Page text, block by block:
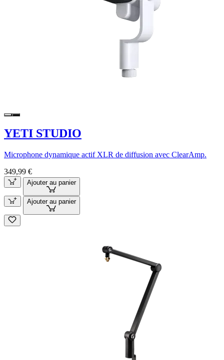
YETI STUDIO
Microphone dynamique actif XLR de diffusion avec ClearAmp.
349,99 €
Ajouter au panier
Ajouter au panier